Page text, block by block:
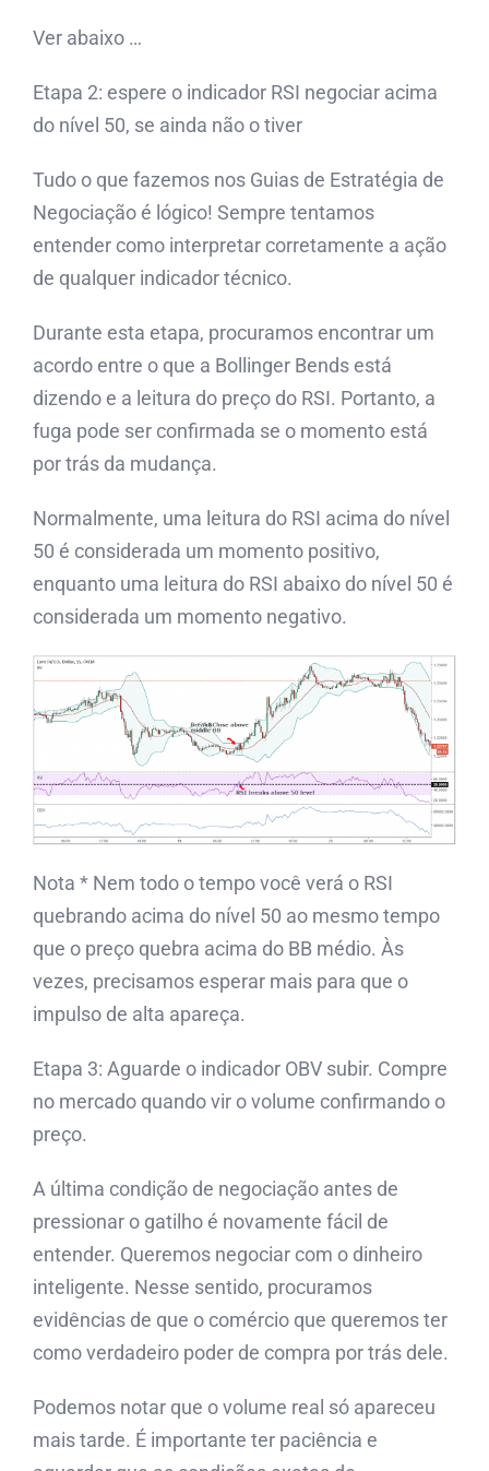
Ver abaixo …
Etapa 2: espere o indicador RSI negociar acima
do nível 50, se ainda não o tiver
Tudo o que fazemos nos Guias de Estratégia de
Negociação é lógico! Sempre tentamos
entender como interpretar corretamente a ação
de qualquer indicador técnico.
Durante esta etapa, procuramos encontrar um
acordo entre o que a Bollinger Bends está
dizendo e a leitura do preço do RSI. Portanto, a
fuga pode ser confirmada se o momento está
por trás da mudança.
Normalmente, uma leitura do RSI acima do nível
50 é considerada um momento positivo,
enquanto uma leitura do RSI abaixo do nível 50 é
considerada um momento negativo.
Nota * Nem todo o tempo você verá o RSI
quebrando acima do nível 50 ao mesmo tempo
que o preço quebra acima do BB médio. Às
vezes, precisamos esperar mais para que o
impulso de alta apareça.
Etapa 3: Aguarde o indicador OBV subir. Compre
no mercado quando vir o volume confirmando o
preço.
A última condição de negociação antes de
pressionar o gatilho é novamente fácil de
entender. Queremos negociar com o dinheiro
inteligente. Nesse sentido, procuramos
evidências de que o comércio que queremos ter
como verdadeiro poder de compra por trás dele.
Podemos notar que o volume real só apareceu
mais tarde. É importante ter paciência e